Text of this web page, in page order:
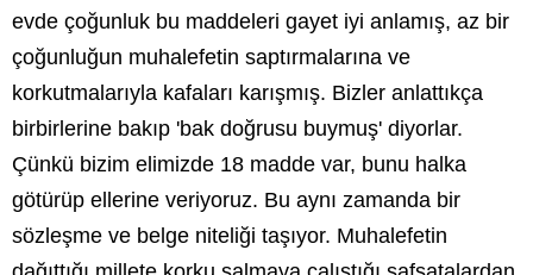
evde çoğunluk bu maddeleri gayet iyi anlamış, az bir
çoğunluğun muhalefetin saptırmalarına ve
korkutmalarıyla kafaları karışmış. Bizler anlattıkça
birbirlerine bakıp 'bak doğrusu buymuş' diyorlar.
Çünkü bizim elimizde 18 madde var, bunu halka
götürüp ellerine veriyoruz. Bu aynı zamanda bir
sözleşme ve belge niteliği taşıyor. Muhalefetin